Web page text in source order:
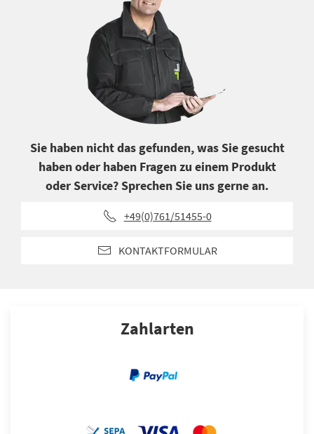
Sie haben nicht das gefunden, was Sie gesucht
haben oder haben Fragen zu einem Produkt
oder Service? Sprechen Sie uns gerne an.
+49(0)761/51455-0
KONTAKTFORMULAR
Zahlarten